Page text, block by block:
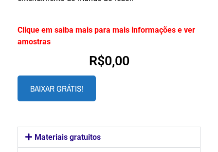
Clique em saiba mais para mais informações e ver
amostras
R$0,00
BAIXAR GRÁTIS!
Materiais gratuitos